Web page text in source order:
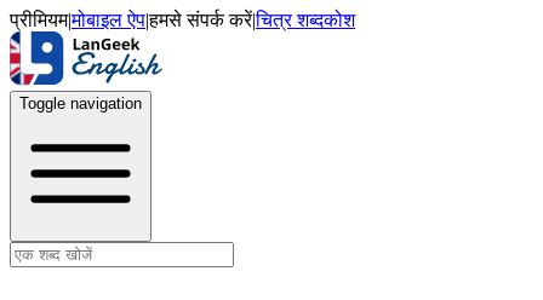
प्रीमियम|मोबाइल ऐप|हमसे संपर्क करें|चित्र शब्दकोश
Toggle navigation